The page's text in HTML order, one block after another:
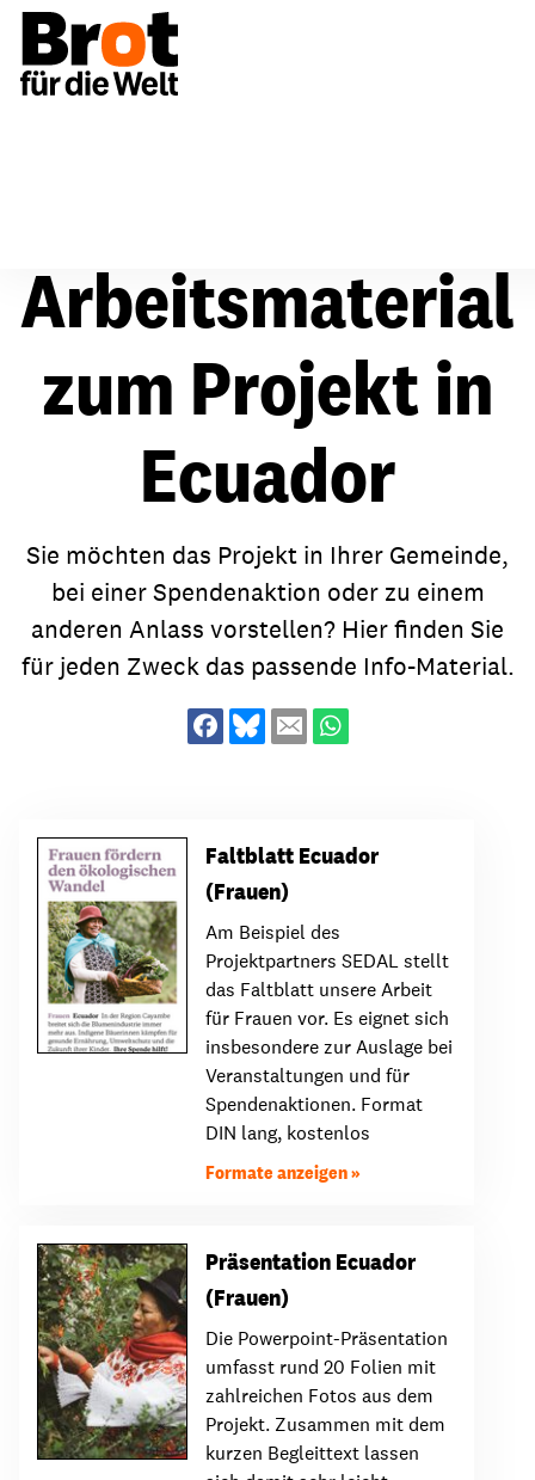
Arbeitsmaterial
zum Projekt in
Ecuador
Sie möchten das Projekt in Ihrer Gemeinde,
bei einer Spendenaktion oder zu einem
anderen Anlass vorstellen? Hier finden Sie
für jeden Zweck das passende Info-Material.
Faltblatt Ecuador
(Frauen)
Am Beispiel des
Projektpartners SEDAL stellt
das Faltblatt unsere Arbeit
für Frauen vor. Es eignet sich
insbesondere zur Auslage bei
Veranstaltungen und für
Spendenaktionen. Format
DIN lang, kostenlos
Formate anzeigen
Präsentation Ecuador
(Frauen)
Die Powerpoint-Präsentation
umfasst rund 20 Folien mit
zahlreichen Fotos aus dem
Projekt. Zusammen mit dem
kurzen Begleittext lassen